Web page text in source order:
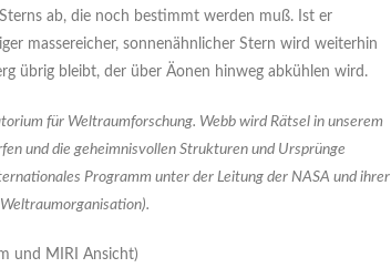
ab, die noch bestimmt werden muß. Ist er
massereicher, sonnenähnlicher Stern wird weiterhin
übrig bleibt, der über Äonen hinweg abkühlen wird.
für Weltraumforschung. Webb wird Rätsel in unserem
und die geheimnisvollen Strukturen und Ursprünge
Programm unter der Leitung der NASA und ihrer
und MIRI Ansicht)